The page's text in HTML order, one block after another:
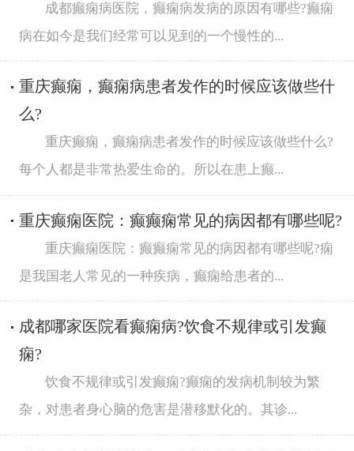
成都癫痫病医院，癫痫病发病的原因有哪些?癫痫
病在如今是我们经常可以见到的一个慢性的...
重庆癫痫，癫痫病患者发作的时候应该做些什
么?
重庆癫痫，癫痫病患者发作的时候应该做些什么?
每个人都是非常热爱生命的。所以在患上癫...
重庆癫痫医院：癫癫痫常见的病因都有哪些呢?
重庆癫痫医院：癫癫痫常见的病因都有哪些呢?痫
是我国老人常见的一种疾病，癫痫给患者的...
成都哪家医院看癫痫病?饮食不规律或引发癫
痫?
饮食不规律或引发癫痫?癫痫的发病机制较为繁
杂，对患者身心脑的危害是潜移默化的。其诊...